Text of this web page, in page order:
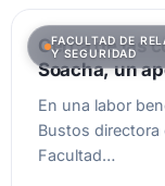
FACULTAD DE
Y SEGURIDAD
Cerca de las
Soacha, un
En una labor
Bustos directora
Facultad…